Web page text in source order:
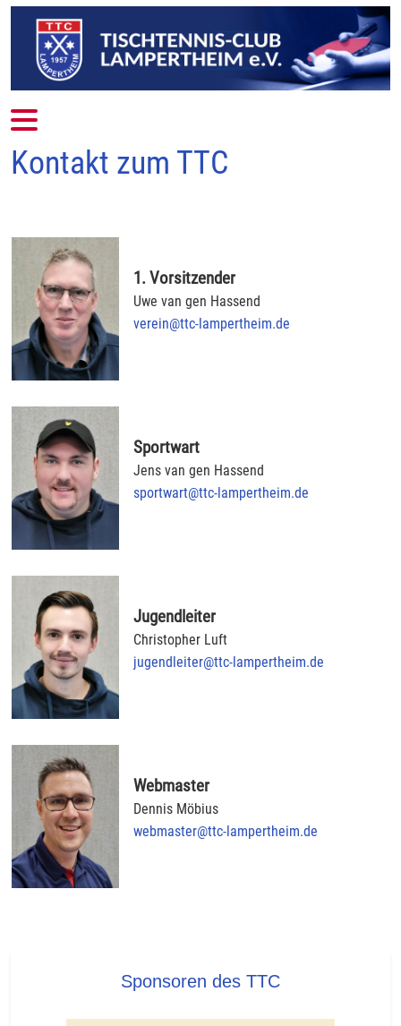
Mobile Menu Toggle
Kontakt zum TTC
1. Vorsitzender
Uwe van gen Hassend
verein@ttc-lampertheim.de
Sportwart
Jens van gen Hassend
sportwart@ttc-lampertheim.de
Jugendleiter
Christopher Luft
jugendleiter@ttc-lampertheim.de
Webmaster
Dennis Möbius
webmaster@ttc-lampertheim.de
Sponsoren des TTC